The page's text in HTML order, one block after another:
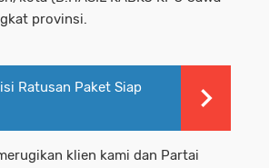
provinsi.
Ratusan Paket Siap
klien kami dan Partai